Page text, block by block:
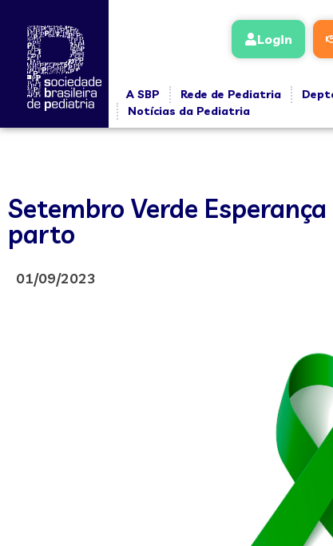
Login
A SBP Rede de Pediatria
Notícias da Pediatria
Setembro Verde
parto
01/09/2023